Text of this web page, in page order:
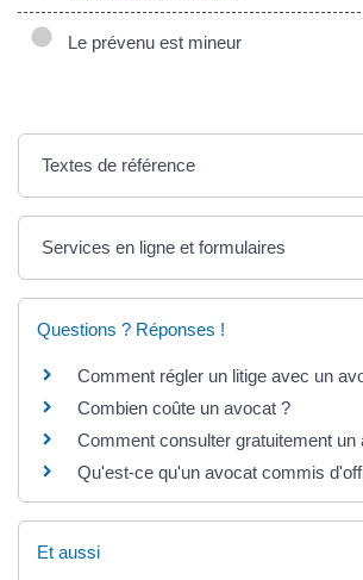
Le prévenu est mineur
Textes de référence
Services en ligne et formulaires
Questions ? Réponses !
Comment régler un litige avec un
Combien coûte un avocat ?
Comment consulter gratuitement un
Qu'est-ce qu'un avocat commis
Et aussi